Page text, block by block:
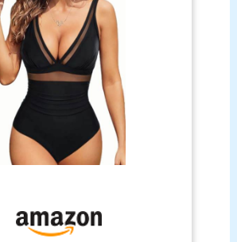
impressionnante. - -